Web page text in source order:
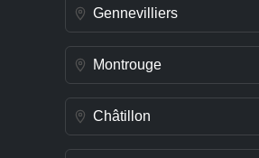
Gennevilliers
Montrouge
Châtillon